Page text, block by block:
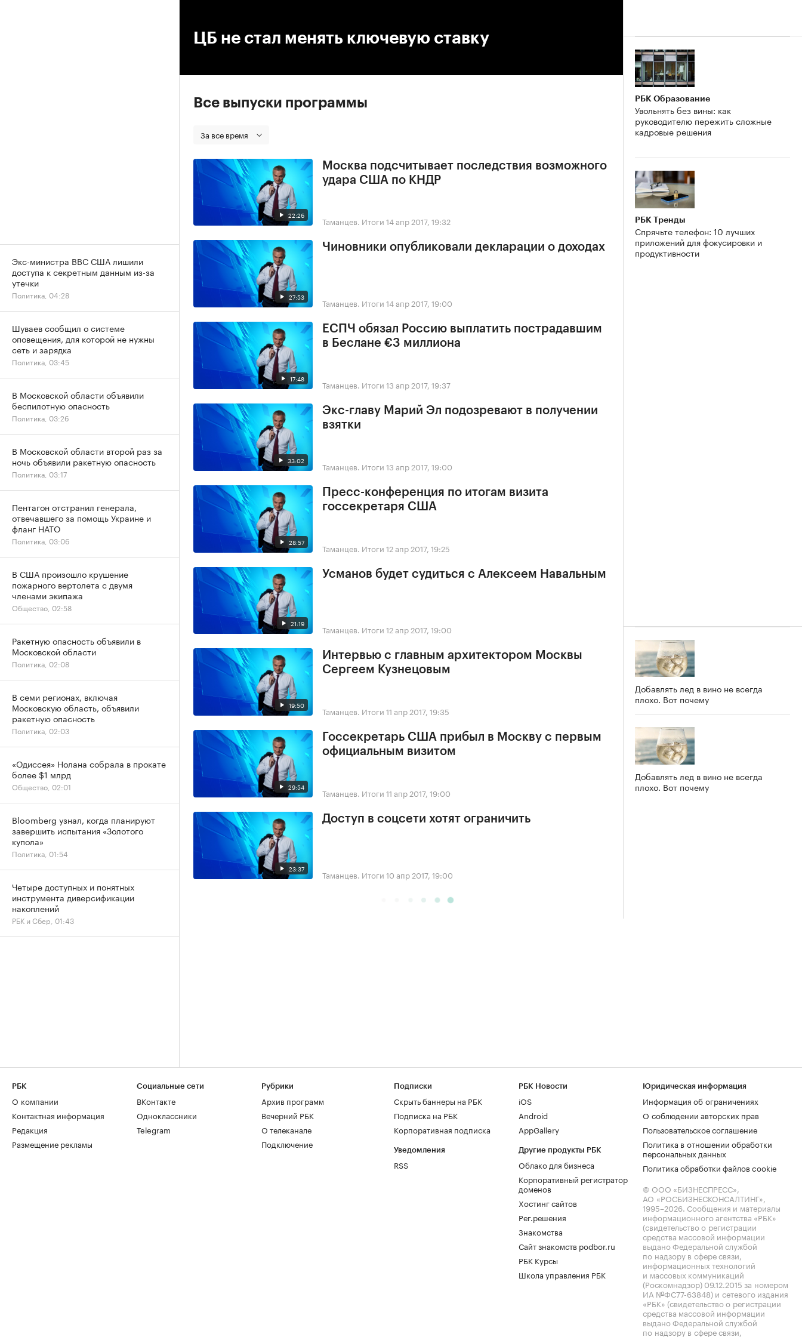
ЦБ не стал менять ключевую ставку
Все выпуски программы
За все время
22:26
Москва подсчитывает последствия возможного
удара США по КНДР
Таманцев. Итоги 14 апр 2017, 19:32
27:53
Чиновники опубликовали декларации о доходах
Таманцев. Итоги 14 апр 2017, 19:00
17:48
ЕСПЧ обязал Россию выплатить пострадавшим
в Беслане €3 миллиона
Таманцев. Итоги 13 апр 2017, 19:37
33:02
Экс-главу Марий Эл подозревают в получении
взятки
Таманцев. Итоги 13 апр 2017, 19:00
28:57
Пресс-конференция по итогам визита
госсекретаря США
Таманцев. Итоги 12 апр 2017, 19:25
21:19
Усманов будет судиться с Алексеем Навальным
Таманцев. Итоги 12 апр 2017, 19:00
19:50
Интервью с главным архитектором Москвы
Сергеем Кузнецовым
Таманцев. Итоги 11 апр 2017, 19:35
29:54
Госсекретарь США прибыл в Москву с первым
официальным визитом
Таманцев. Итоги 11 апр 2017, 19:00
23:37
Доступ в соцсети хотят ограничить
Таманцев. Итоги 10 апр 2017, 19:00
РБК Образование
Увольнять без вины: как
руководителю пережить сложные
кадровые решения
РБК Тренды
Спрячьте телефон: 10 лучших
приложений для фокусировки и
продуктивности
Добавлять лед в вино не всегда
плохо. Вот почему
Добавлять лед в вино не всегда
плохо. Вот почему
Экс-министра ВВС США лишили
доступа к секретным данным из-за
утечки
Политика, 04:28
Шуваев сообщил о системе
оповещения, для которой не нужны
сеть и зарядка
Политика, 03:45
В Московской области объявили
беспилотную опасность
Политика, 03:26
В Московской области второй раз за
ночь объявили ракетную опасность
Политика, 03:17
Пентагон отстранил генерала,
отвечавшего за помощь Украине и
фланг НАТО
Политика, 03:06
В США произошло крушение
пожарного вертолета с двумя
членами экипажа
Общество, 02:58
Ракетную опасность объявили в
Московской области
Политика, 02:08
В семи регионах, включая
Московскую область, объявили
ракетную опасность
Политика, 02:03
«Одиссея» Нолана собрала в прокате
более $1 млрд
Общество, 02:01
Bloomberg узнал, когда планируют
завершить испытания «Золотого
купола»
Политика, 01:54
Четыре доступных и понятных
инструмента диверсификации
накоплений
РБК и Сбер, 01:43
РБК
О компании
Контактная информация
Редакция
Размещение рекламы
Социальные сети
ВКонтакте
Одноклассники
Telegram
Рубрики
Архив программ
Вечерний РБК
О телеканале
Подключение
Подписки
Скрыть баннеры на РБК
Подписка на РБК
Корпоративная подписка
Уведомления
RSS
РБК Новости
iOS
Android
AppGallery
Другие продукты РБК
Облако для бизнеса
Корпоративный регистратор
доменов
Хостинг сайтов
Рег.решения
Знакомства
Сайт знакомств podbor.ru
РБК Курсы
Школа управления РБК
Юридическая информация
Информация об ограничениях
О соблюдении авторских прав
Пользовательское соглашение
Политика в отношении обработки
персональных данных
Политика обработки файлов cookie
© ООО «БИЗНЕСПРЕСС»,
АО «РОСБИЗНЕСКОНСАЛТИНГ»,
1995–2026. Сообщения и материалы
информационного агентства «РБК»
(свидетельство о регистрации
средства массовой информации
выдано Федеральной службой
по надзору в сфере связи,
информационных технологий
и массовых коммуникаций
(Роскомнадзор) 09.12.2015 за номером
ИА №ФС77-63848) и сетевого издания
«РБК» (свидетельство о регистрации
средства массовой информации
выдано Федеральной службой
по надзору в сфере связи,